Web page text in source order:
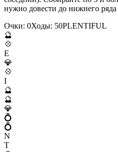
нужно довести до нижнего
Очки: 0Ходы: 50PLENTIFUL
🔮
💠
E
💎
💠
I
🔮
🔮
💎
💍
💍
N
T